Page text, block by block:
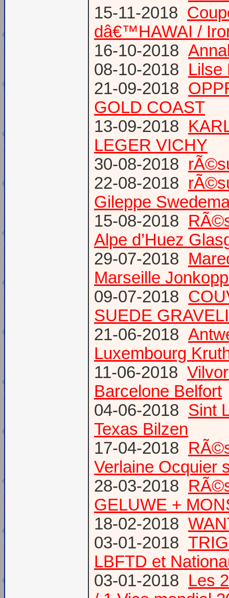
15-11-2018
dâ€™HAWAI /
16-10-2018
08-10-2018 Lilse
21-09-2018
GOLD COAST
13-09-2018
LEGER VICHY
30-08-2018
22-08-2018
Gileppe
15-08-2018
Alpe d’Huez
29-07-2018
Marseille
09-07-2018
SUEDE
21-06-2018
Luxembourg
11-06-2018
Barcelone Belfort
04-06-2018 Sint
Texas Bilzen
17-04-2018
Verlaine Ocquier
28-03-2018
GELUWE +
18-02-2018
03-01-2018
LBFTD et
03-01-2018 Les